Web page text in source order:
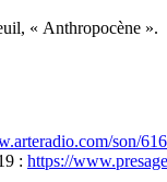
« Anthropocène ».
son/
: https://